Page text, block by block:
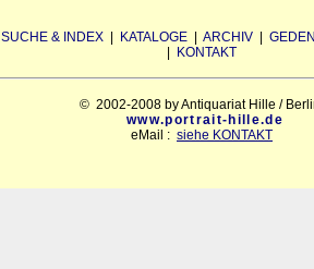
SUCHE & INDEX KATALOGE ARCHIV
KONTAKT
© 2002-2008 by Antiquariat Hille /
www.portrait-hille.de
eMail : siehe KONTAKT